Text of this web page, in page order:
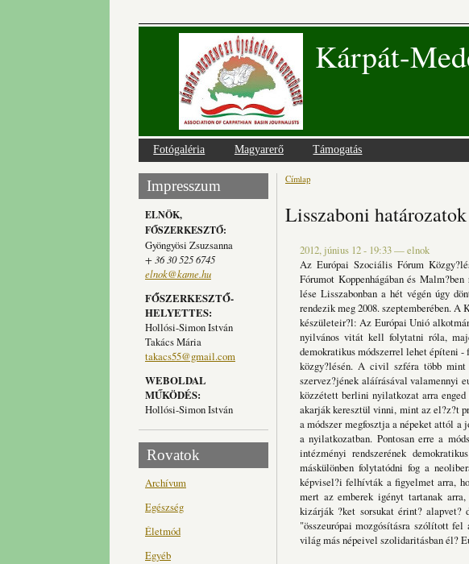
Kárpát-
Fotógaléria Magyarerő Támogatás
Impresszum
ELNÖK,
FŐSZERKESZTŐ:
Gyöngyösi Zsuzsanna
+ 36 30 525 6745
elnok@kame.hu
FŐSZERKESZTŐ-
HELYETTES:
Hollósi-Simon István
Takács Mária
takacs55@gmail.com
WEBOLDAL
MŰKÖDÉS:
Hollósi-Simon István
Rovatok
Archívum
Egészség
Életmód
Egyéb
Jelenlegi hely
Címlap
Lisszaboni határozatok
2012, június 12 - 19:33—elnok
Az Európai Szociális Fórum
Fórumot Koppenhágában és
lése Lisszabonban a hét végén úgy
rendezik meg 2008. szeptemberében.
készületeir?l: Az Európai Unió
nyilvános vitát kell folytatni róla,
demokratikus módszerrel lehet építeni
közgy?lésén. A civil szféra több mint
szervez?jének aláírásával valamennyi
közzétett berlini nyilatkozat arra enged
akarják keresztül vinni, mint az el?z?t
a módszer megfosztja a népeket attól
a nyilatkozatban. Pontosan erre a
intézményi rendszerének
máskülönben folytatódni fog a
képvisel?i felhívták a figyelmet arra,
mert az emberek igényt tartanak
kizárják ?ket sorsukat érint? alapvet?
"összeurópai mozgósításra szólított
világ más népeivel szolidaritásban él?